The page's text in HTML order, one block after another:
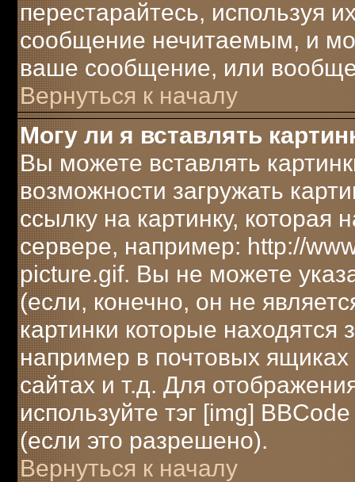
перестарайтесь, используя
сообщение нечитаемым, и
ваше сообщение, или вообще
Вернуться к началу
Могу ли я вставлять
Вы можете вставлять
возможности загружать
ссылку на картинку,
сервере, например: http://
picture.gif. Вы не можете
(если, конечно, он не
картинки которые
например в почтовых
сайтах и т.д. Для
используйте тэг [img]
(если это разрешено).
Вернуться к началу